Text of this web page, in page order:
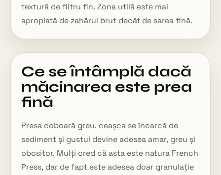
textură de filtru fin. Zona utilă este mai
apropiată de zahărul brut decât de sarea fină.
Ce se întâmplă dacă
măcinarea este prea
fină
Presa coboară greu, ceașca se încarcă de
sediment și gustul devine adesea amar, greu și
obositor. Mulți cred că asta este natura French
Press, dar de fapt este adesea doar granulație